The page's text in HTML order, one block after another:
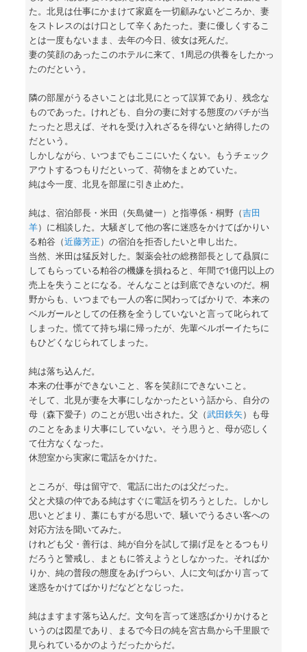
た。北見は仕事にかまけて家庭を一切顧みないどころか、妻
をストレスのはけ口として辛くあたった。妻に優しくするこ
とは一度もないまま、去年の今日、彼女は死んだ。
妻の笑顔のあったこのホテルに来て、1周忌の供養をしたかっ
たのだという。
隣の部屋がうるさいことは北見にとって誤算であり、残念な
ものであった。けれども、自分の妻に対する態度のバチが当
たったと思えば、それを受け入れざるを得ないと納得したの
だという。
しかしながら、いつまでもここにいたくない。もうチェック
アウトするつもりだといって、荷物をまとめていた。
純は今一度、北見を部屋に引き止めた。
純は、宿泊部長・米田（矢島健一）と指導係・桐野（吉田
羊）に相談した。大騒ぎして他の客に迷惑をかけてばかりい
る粕谷（近藤芳正）の宿泊を拒否したいと申し出た。
当然、米田は猛反対した。製薬会社の総務部長として贔屓に
してもらっている粕谷の機嫌を損ねると、年間で1億円以上の
売上を失うことになる。そんなことは到底できないのだ。桐
野からも、いつまでも一人の客に関わってばかりで、本来の
ベルガールとしての任務を全うしていないと言って叱られて
しまった。慌てて持ち場に帰ったが、先輩ベルボーイたちに
もひどくなじられてしまった。
純は落ち込んだ。
本来の仕事ができないこと、客を笑顔にできないこと。
そして、北見が妻を大事にしなかったという話から、自分の
母（森下愛子）のことが思い出された。父（武田鉄矢）も母
のことをあまり大事にしていない。そう思うと、母が恋しく
て仕方なくなった。
休憩室から実家に電話をかけた。
ところが、母は留守で、電話に出たのは父だった。
父と犬猿の仲である純はすぐに電話を切ろうとした。しかし
思いとどまり、藁にもすがる思いで、騒いでうるさい客への
対応方法を聞いてみた。
けれども父・善行は、純が自分を試して揚げ足をとるつもり
だろうと警戒し、まともに答えようとしなかった。そればか
りか、純の普段の態度をあげつらい、人に文句ばかり言って
迷惑をかけてばかりだなどとなじった。
純はますます落ち込んだ。文句を言って迷惑ばかりかけると
いうのは図星であり、まるで今日の純を宮古島から千里眼で
見られているかのようだったからだ。